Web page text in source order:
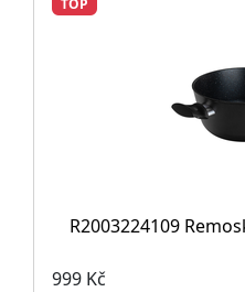
TOP
R2003224109
999 Kč